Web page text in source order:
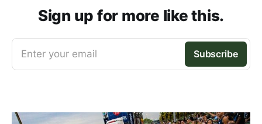
Sign up for more like this.
Enter your email Subscribe